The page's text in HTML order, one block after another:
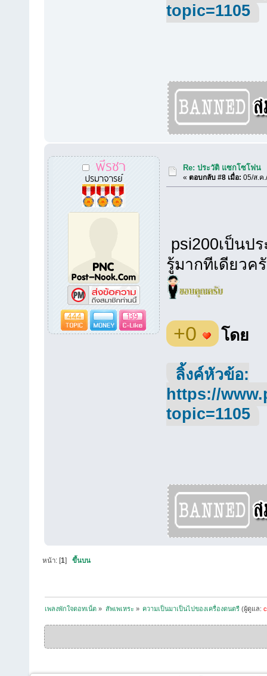
topic=1105
พีรชา
ปรมาจารย์
444 139
Re: ประวัติ แซกโซโฟน
«ตอบกลับ #8 เมื่อ: 05/ส.ค
psi200เป็นป
รู้มากทีเดียว
+0 โดย
ลิ้งค์หัวข้อ:
https://
topic=1105
หน้า: [1]ขึ้นบน
เพลงพักใจดอทเน็ต » สัพเพเหระ » ความเป็นมาเป็นไปของเครื่องดนตรี (ผู้ดูแล: